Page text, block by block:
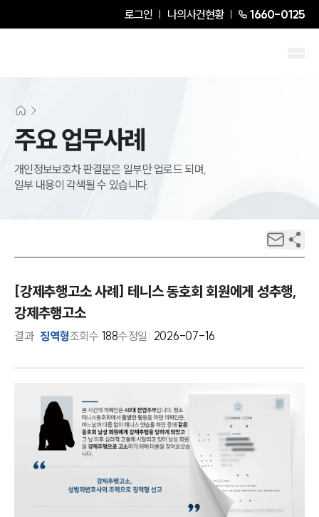
로그인 나의사건현황 1660-0125
주요 업무사례
개인정보보호차 판결문은 일부만 업로드 되며,
일부 내용이 각색될 수 있습니다.
[강제추행고소 사례] 테니스 동호회 회원에게 성추행,
강제추행고소
결과 징역형조회수 188수정일: 2026-07-16